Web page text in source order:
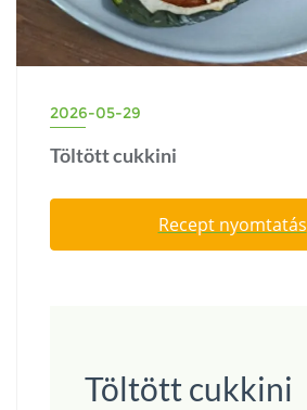
2026-05-29
Töltött cukkini
Recept nyomtatás
Töltött cukkini